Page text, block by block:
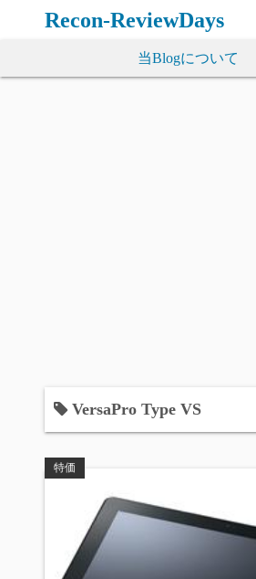
ン
Recon-ReviewDays
当Blogについて
VersaPro Type VS
特価